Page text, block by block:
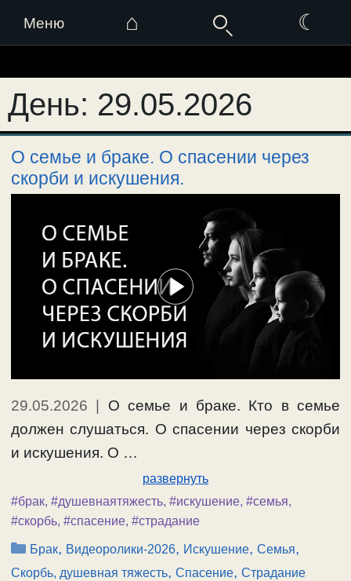
Меню ⌂ ☾
к
содержимому
День: 29.05.2026
О семье и браке. О спасении через
скорби и искушения.
29.05.2026 | О семье и браке. Кто в семье
должен слушаться. О спасении через скорби
и искушения. О …
развернуть
#брак, #душевнаятяжесть, #искушение, #семья,
#скорбь, #спасение, #страдание
Рубрики
Брак, Видеоролики-2026, Искушение,Семья,
Скорбь, душевная тяжесть, Спасение, Страдание